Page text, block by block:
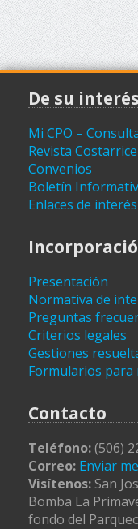
De su interés
Mi CPO –
Revista
Convenios
Boletín
Enlaces de interés
Presentación
Normativa de
Preguntas
Criterios legales
Gestiones
Formularios para
Contacto
Teléfono:(506)
Correo: Enviar
Visítenos: San
Bomba La
fondo del